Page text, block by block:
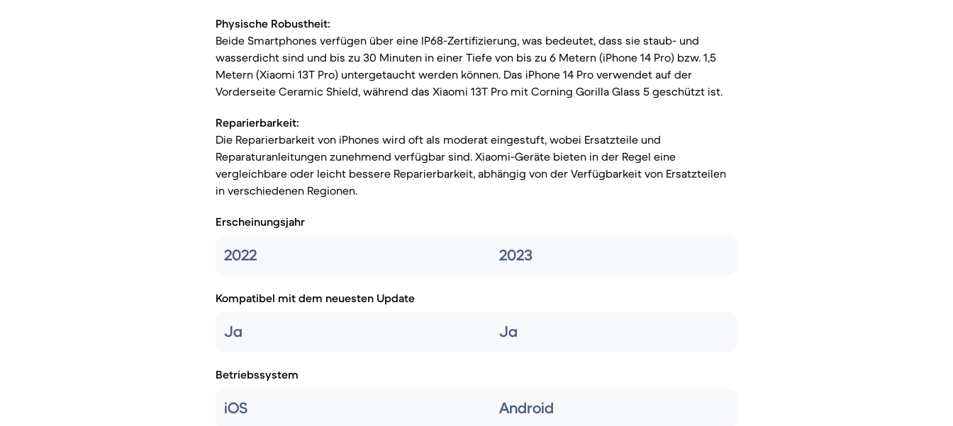
Physische Robustheit:
Beide Smartphones verfügen über eine IP68-Zertifizierung, was bedeutet, dass sie staub- und
wasserdicht sind und bis zu 30 Minuten in einer Tiefe von bis zu 6 Metern (iPhone 14 Pro) bzw. 1,5
Metern (Xiaomi 13T Pro) untergetaucht werden können. Das iPhone 14 Pro verwendet auf der
Vorderseite Ceramic Shield, während das Xiaomi 13T Pro mit Corning Gorilla Glass 5 geschützt ist.
Reparierbarkeit:
Die Reparierbarkeit von iPhones wird oft als moderat eingestuft, wobei Ersatzteile und
Reparaturanleitungen zunehmend verfügbar sind. Xiaomi-Geräte bieten in der Regel eine
vergleichbare oder leicht bessere Reparierbarkeit, abhängig von der Verfügbarkeit von Ersatzteilen
in verschiedenen Regionen.
Erscheinungsjahr
2022 2023
Kompatibel mit dem neuesten Update
Ja Ja
Betriebssystem
iOS Android